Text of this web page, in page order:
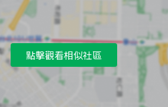
點擊觀看相似社區